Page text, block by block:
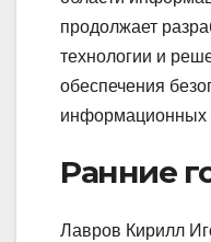
продолжает
технологии и
обеспечения
информационных
Ранние
Лавров Кирилл